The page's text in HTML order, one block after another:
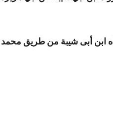
ابن أبى شيبة من طريق